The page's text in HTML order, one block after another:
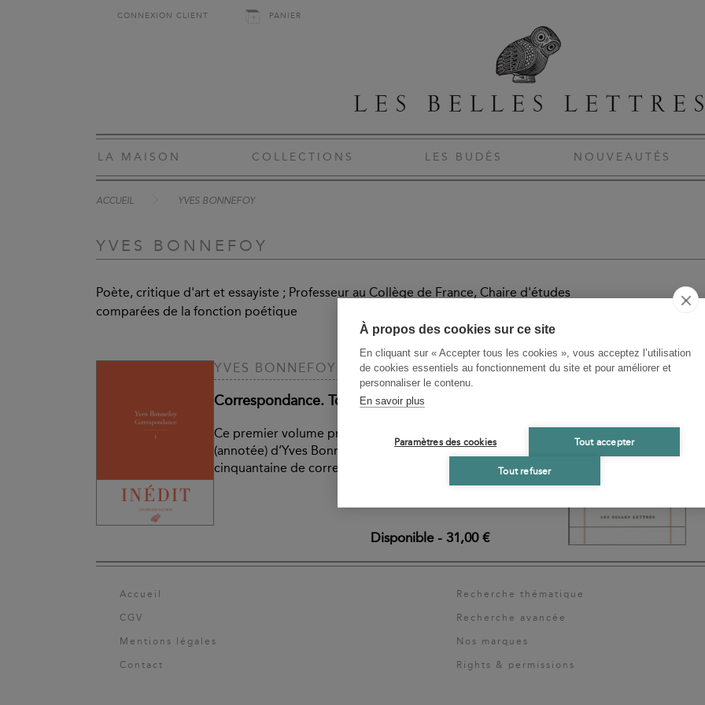
À propos des cookies sur ce site
En cliquant sur « Accepter tous les cookies », vous acceptez l’utilisation
de cookies essentiels au fonctionnement du site et pour améliorer et
personnaliser le contenu.
En savoir plus
Paramètres des cookies Tout accepter
Tout refuser
CONNEXION CLIENT PANIER
LA MAISON COLLECTIONS LES BUDÉS NOUVEAUTÉS
ACCUEIL YVES BONNEFOY
YVES BONNEFOY
Poète, critique d'art et essayiste ; Professeur au Collège de France, Chaire d'études
comparées de la fonction poétique
YVES BONNEFOY
Correspondance. Tome 1
Ce premier volume présente la correspondance
(annotée) d’Yves Bonnefoy et regroupe une
cinquantaine de correspondants.
Disponible- 31,00 €
Accueil
CGV
Mentions légales
Contact
Recherche thématique
Recherche avancée
Nos marques
Rights & permissions